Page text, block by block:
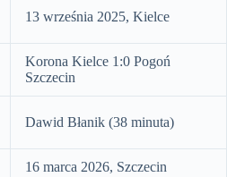
13 września 2025, Kielce
Korona Kielce 1:0 Pogoń
Szczecin
Dawid Błanik (38 minuta)
16 marca 2026, Szczecin